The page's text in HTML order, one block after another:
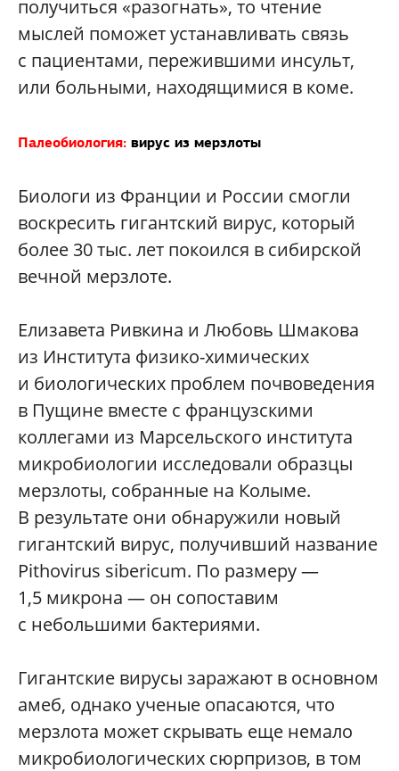
получиться «разогнать», то чтение
мыслей поможет устанавливать связь
с пациентами, пережившими инсульт,
или больными, находящимися в коме.
Палеобиология: вирус из мерзлоты
Биологи из Франции и России смогли
воскресить гигантский вирус, который
более 30 тыс. лет покоился в сибирской
вечной мерзлоте.
Елизавета Ривкина и Любовь Шмакова
из Института физико-химических
и биологических проблем почвоведения
в Пущине вместе с французскими
коллегами из Марсельского института
микробиологии исследовали образцы
мерзлоты, собранные на Колыме.
В результате они обнаружили новый
гигантский вирус, получивший название
Pithovirus sibericum. По размеру —
1,5 микрона — он сопоставим
с небольшими бактериями.
Гигантские вирусы заражают в основном
амеб, однако ученые опасаются, что
мерзлота может скрывать еще немало
микробиологических сюрпризов, в том